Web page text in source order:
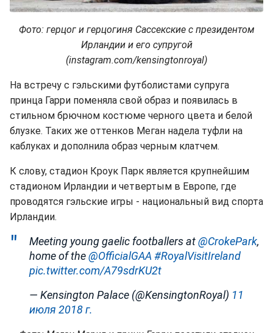
Фото: герцог и герцогиня Сассекские с президентом
Ирландии и его супругой
(instagram.com/kensingtonroyal)
На встречу с гэльскими футболистами супруга
принца Гарри поменяла свой образ и появилась в
стильном брючном костюме черного цвета и белой
блузке. Таких же оттенков Меган надела туфли на
каблуках и дополнила образ черным клатчем.
К слову, стадион Кроук Парк является крупнейшим
стадионом Ирландии и четвертым в Европе, где
проводятся гэльские игры - национальный вид спорта
Ирландии.
Meeting young gaelic footballers at@CrokePark,
home of the@OfficialGAA #RoyalVisitIreland
pic.twitter.com/A79sdrKU2t
— Kensington Palace (@KensingtonRoyal) 11
июля 2018 г.